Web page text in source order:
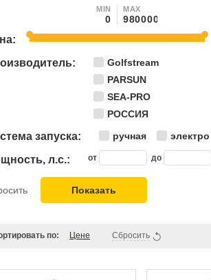
MIN MAX
Golfstream
PARSUN
SEA-PRO
РОССИЯ
запуска: ручная электро
л.с.: от до
Показать
по: Цене Сбросить